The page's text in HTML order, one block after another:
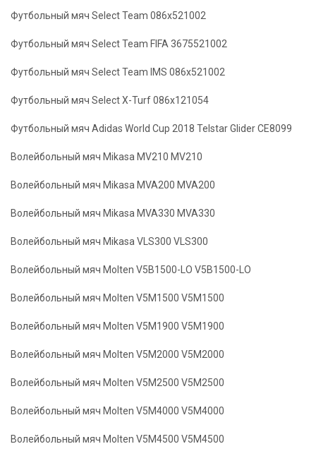
Футбольный мяч Select Team 086x521002
Футбольный мяч Select Team FIFA 3675521002
Футбольный мяч Select Team IMS 086x521002
Футбольный мяч Select X-Turf 086x121054
Футбольный мяч Аdidas World Cup 2018 Telstar Glider CE8099
Волейбольный мяч Mikasa MV210 MV210
Волейбольный мяч Mikasa MVA200 MVA200
Волейбольный мяч Mikasa MVA330 MVA330
Волейбольный мяч Mikasa VLS300 VLS300
Волейбольный мяч Molten V5B1500-LO V5B1500-LO
Волейбольный мяч Molten V5M1500 V5M1500
Волейбольный мяч Molten V5M1900 V5M1900
Волейбольный мяч Molten V5M2000 V5M2000
Волейбольный мяч Molten V5M2500 V5M2500
Волейбольный мяч Molten V5M4000 V5M4000
Волейбольный мяч Molten V5M4500 V5M4500